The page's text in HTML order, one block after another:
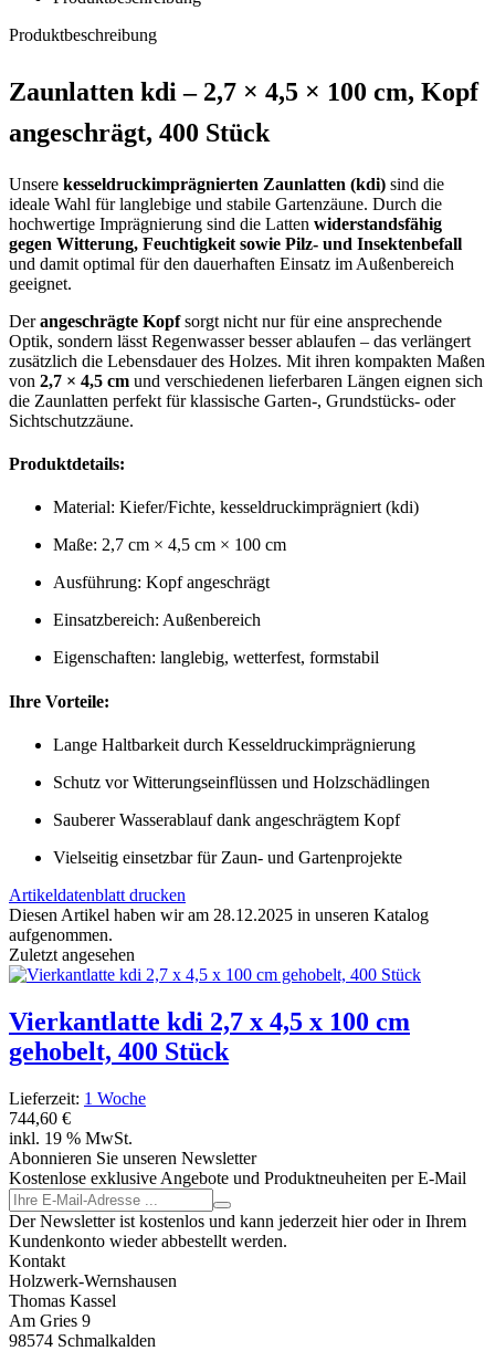
Produktbeschreibung
Zaunlatten kdi – 2,7 × 4,5 × 100 cm, Kopf
angeschrägt, 400 Stück
Unsere kesseldruckimprägnierten Zaunlatten (kdi) sind die
ideale Wahl für langlebige und stabile Gartenzäune. Durch die
hochwertige Imprägnierung sind die Latten widerstandsfähig
gegen Witterung, Feuchtigkeit sowie Pilz- und Insektenbefall
und damit optimal für den dauerhaften Einsatz im Außenbereich
geeignet.
Derangeschrägte Kopfsorgt nicht nur für eine ansprechende
Optik, sondern lässt Regenwasser besser ablaufen – das verlängert
zusätzlich die Lebensdauer des Holzes. Mit ihren kompakten Maßen
von 2,7 × 4,5 cm und verschiedenen lieferbaren Längen eignen sich
die Zaunlatten perfekt für klassische Garten-, Grundstücks- oder
Sichtschutzzäune.
Produktdetails:
Material: Kiefer/Fichte, kesseldruckimprägniert (kdi)
Maße: 2,7 cm × 4,5 cm × 100 cm
Ausführung: Kopf angeschrägt
Einsatzbereich: Außenbereich
Eigenschaften: langlebig, wetterfest, formstabil
Ihre Vorteile:
Lange Haltbarkeit durch Kesseldruckimprägnierung
Schutz vor Witterungseinflüssen und Holzschädlingen
Sauberer Wasserablauf dank angeschrägtem Kopf
Vielseitig einsetzbar für Zaun- und Gartenprojekte
Artikeldatenblatt drucken
Diesen Artikel haben wir am 28.12.2025 in unseren Katalog
aufgenommen.
Zuletzt angesehen
Vierkantlatte kdi 2,7 x 4,5 x 100 cm
gehobelt, 400 Stück
Lieferzeit: 1 Woche
744,60 €
inkl. 19 % MwSt.
Abonnieren Sie unseren Newsletter
Kostenlose exklusive Angebote und Produktneuheiten per E-Mail
Der Newsletter ist kostenlos und kann jederzeit hier oder in Ihrem
Kundenkonto wieder abbestellt werden.
Kontakt
Holzwerk-Wernshausen
Thomas Kassel
Am Gries 9
98574 Schmalkalden